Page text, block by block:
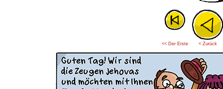
<< Der Erste < Zurück